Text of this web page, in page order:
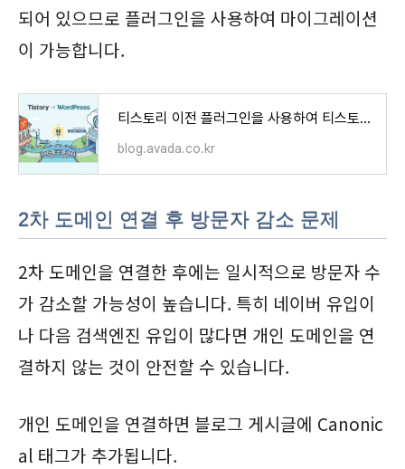
되어 있으므로 플러그인을 사용하여 마이그레이션
이 가능합니다.
티스토리 이전 플러그인을 사용하여 티스토리를 워드프레스로 이사하는 쉬운 방법
blog.avada.co.kr
2차 도메인 연결 후 방문자 감소 문제
2차 도메인을 연결한 후에는 일시적으로 방문자 수
가 감소할 가능성이 높습니다. 특히 네이버 유입이
나 다음 검색엔진 유입이 많다면 개인 도메인을 연
결하지 않는 것이 안전할 수 있습니다.
개인 도메인을 연결하면 블로그 게시글에 Canonic
al 태그가 추가됩니다.